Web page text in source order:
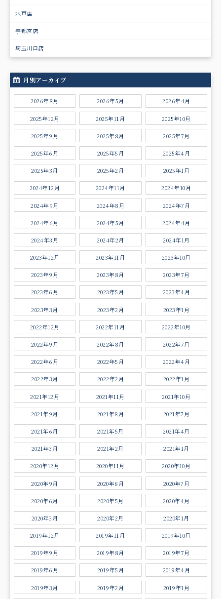
水戸店
宇都宮店
埼玉川口店
月別アーカイブ
2026年8月 2026年5月 2026年4月
2025年12月 2025年11月 2025年10月
2025年9月 2025年8月 2025年7月
2025年6月 2025年5月 2025年4月
2025年3月 2025年2月 2025年1月
2024年12月 2024年11月 2024年10月
2024年9月 2024年8月 2024年7月
2024年6月 2024年5月 2024年4月
2024年3月 2024年2月 2024年1月
2023年12月 2023年11月 2023年10月
2023年9月 2023年8月 2023年7月
2023年6月 2023年5月 2023年4月
2023年3月 2023年2月 2023年1月
2022年12月 2022年11月 2022年10月
2022年9月 2022年8月 2022年7月
2022年6月 2022年5月 2022年4月
2022年3月 2022年2月 2022年1月
2021年12月 2021年11月 2021年10月
2021年9月 2021年8月 2021年7月
2021年6月 2021年5月 2021年4月
2021年3月 2021年2月 2021年1月
2020年12月 2020年11月 2020年10月
2020年9月 2020年8月 2020年7月
2020年6月 2020年5月 2020年4月
2020年3月 2020年2月 2020年1月
2019年12月 2019年11月 2019年10月
2019年9月 2019年8月 2019年7月
2019年6月 2019年5月 2019年4月
2019年3月 2019年2月 2019年1月